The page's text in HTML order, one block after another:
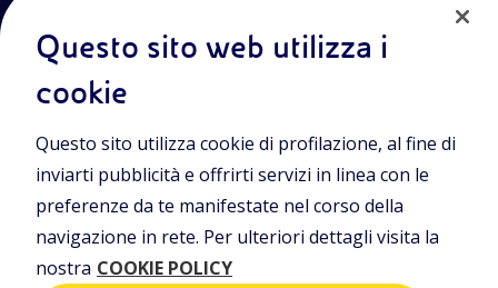
Entra nel mondo Eniscuola.Scopri gli strumenti e le
metodologie innovative per la didattica e naviga tra contenuti
multimediali, lezioni digitali e approfondimenti sui grandi temi
di attualità. Eniscuola è una iniziativa di Eni.
POLICIES
Termini e condizioni
Questo sito web utilizza i
cookie
Questo sito utilizza cookie di profilazione, al fine di
inviarti pubblicità e offrirti servizi in linea con le
preferenze da te manifestate nel corso della
navigazione in rete. Per ulteriori dettagli visita la
nostra COOKIE POLICY